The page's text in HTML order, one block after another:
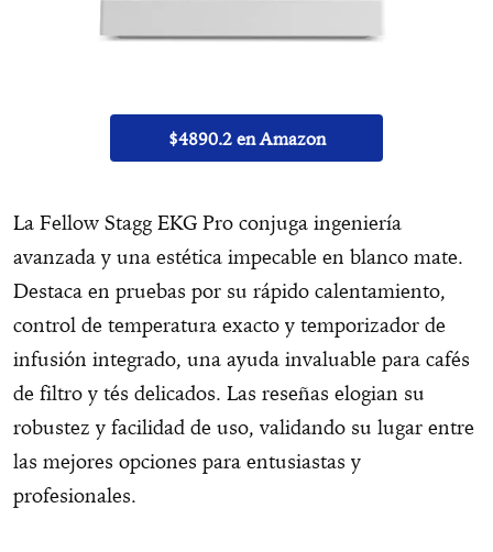
$4890.2 en Amazon
La Fellow Stagg EKG Pro conjuga ingeniería
avanzada y una estética impecable en blanco mate.
Destaca en pruebas por su rápido calentamiento,
control de temperatura exacto y temporizador de
infusión integrado, una ayuda invaluable para cafés
de filtro y tés delicados. Las reseñas elogian su
robustez y facilidad de uso, validando su lugar entre
las mejores opciones para entusiastas y
profesionales.